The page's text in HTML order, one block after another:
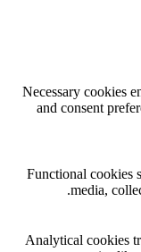
Necessary cookies
and consent
Functional cookies
media,
Analytical cookies